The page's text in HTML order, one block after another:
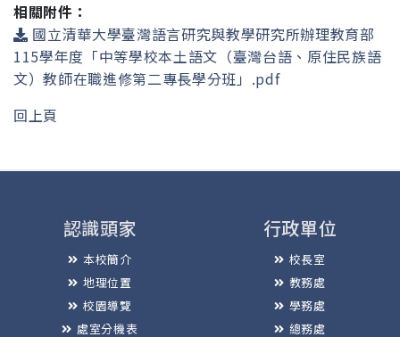
相關附件：
國立清華大學臺灣語言研究與教學研究所辦理教育部
115學年度「中等學校本土語文（臺灣台語、原住民族語
文）教師在職進修第二專長學分班」.pdf
回上頁
認識頭家
本校簡介
地理位置
校園導覽
處室分機表
行政單位
校長室
教務處
學務處
總務處